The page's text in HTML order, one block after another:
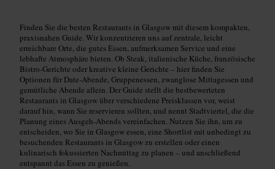
Finden Sie die besten Restaurants in Glasgow mit diesem kompakten,
praxisnahen Guide. Wir konzentrieren uns auf zentrale, leicht
erreichbare Orte, die gutes Essen, aufmerksamen Service und eine
lebhafte Atmosphäre bieten. Ob Steak, italienische Küche, französische
Bistro-Gerichte oder kreative kleine Gerichte – hier finden Sie
Optionen für Date‑Abende, Gruppenessen, zwanglose Mittagessen und
gemütliche Abende allein. Der Guide stellt die bestbewerteten
Restaurants in Glasgow über verschiedene Preisklassen vor, weist
darauf hin, wann Sie reservieren sollten, und nennt Stadtviertel, die die
Planung eines Ausgeh‑Abends vereinfachen. Nutzen Sie ihn, um zu
entscheiden, wo Sie in Glasgow essen, eine Shortlist mit unbedingt zu
besuchenden Restaurants in Glasgow zu erstellen oder einen
kulinarisch fokussierten Nachmittag zu planen – und anschließend
entspannt das Essen zu genießen.